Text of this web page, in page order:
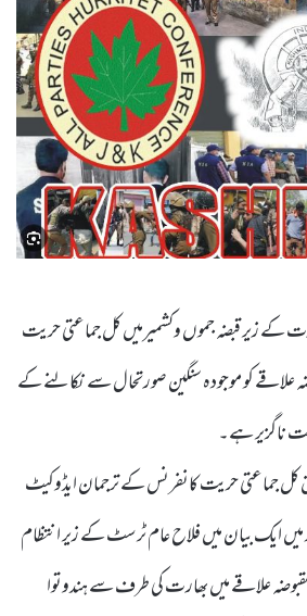
کے زیر قبضہ جموں وکشمیرمیں کل جماعتی حریت
علاقے کو موجودہ سنگین صورتحال سے نکالنے کے
ناگزیر ہے۔
جماعتی حریت کانفرنس کے ترجمان ایڈوکیٹ
ایک بیان میں فلاح عام ٹرسٹ کے زیر انتظام
مقبوضہ علاقے میں بھارت کی طرف سے ہندوتوا